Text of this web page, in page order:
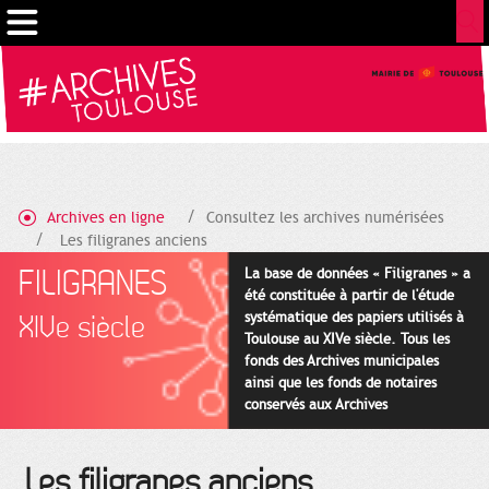
Archives en ligne
Consultez les archives numérisées
Les filigranes anciens
FILIGRANES
XIVe siècle
La base de données « Filigranes » a
été constituée à partir de l'étude
systématique des papiers utilisés à
Toulouse au XIVe siècle. Tous les
fonds des Archives municipales
ainsi que les fonds de notaires
conservés aux Archives
départementales pour cette
Cookies management panel